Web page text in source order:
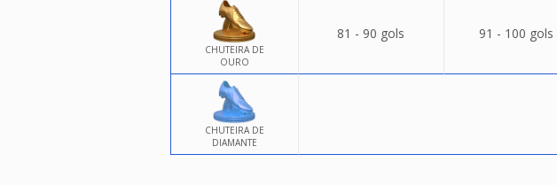
CHUTEIRA DE
OURO
81 - 90 gols 91 - 100 gols
CHUTEIRA DE
DIAMANTE